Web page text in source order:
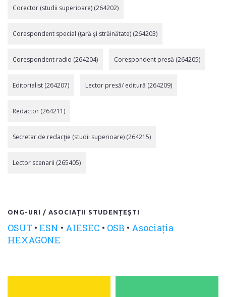
Corector (studii superioare) (264202)
Corespondent special (ţară şi străinătate) (264203)
Corespondent radio (264204) Corespondent presă (264205)
Editorialist (264207) Lector presă/ editură (264209)
Redactor (264211)
Secretar de redacţie (studii superioare) (264215)
Lector scenarii (265405)
ONG-URI / ASOCIAȚII STUDENȚEȘTI
OSUT • ESN • AIESEC • OSB • Asociația
HEXAGONE